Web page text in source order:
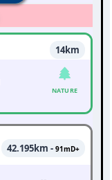
14km
NATURE
42.195km - 91mD+